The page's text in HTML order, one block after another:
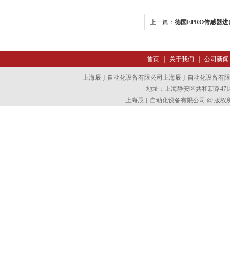
上一篇： 德国EPRO传感器
首页| 关于我们 公司新闻
上海辰丁自动化设备有限公司上海辰丁自动化设备有
地址：上海静安区共和新路
上海辰丁自动化设备有限公司 @ 版权